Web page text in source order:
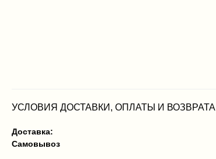
УСЛОВИЯ ДОСТАВКИ, ОПЛАТЫ И ВОЗВРАТА
Доставка:
Самовывоз